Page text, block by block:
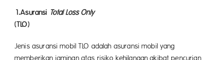
1.Asuransi Total Loss Only
(TLO)
Jenis asuransi mobil TLO adalah asuransi mobil yang
memberikan jaminan atas risiko kehilangan akibat pencurian